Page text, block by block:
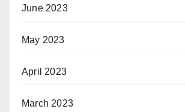
June 2023
May 2023
April 2023
March 2023